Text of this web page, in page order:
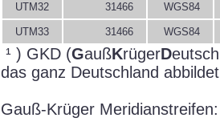
UTM32 31466 WGS84
UTM33 31466 WGS84
¹ ) GKD (GaußKrügerD
das ganz Deutschland
Gauß-Krüger Meridianstreifen: